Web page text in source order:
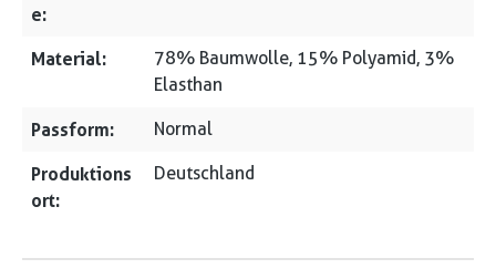
e:
Material:
78% Baumwolle, 15% Polyamid, 3%
Elasthan
Passform: Normal
Produktions
ort:
Deutschland